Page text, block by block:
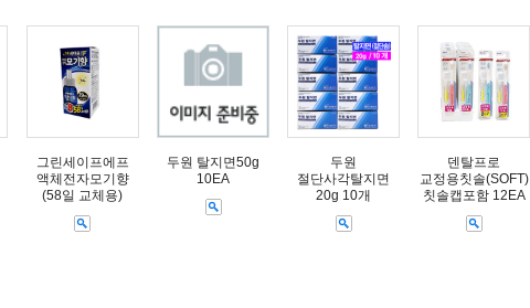
그린세이프에프
액체전자모기향
(58일 교체용)
두원 탈지면50g
10EA
두원
절단사각탈지면
20g 10개
덴탈프로
교정용칫솔(SOFT)
칫솔캡포함 12EA